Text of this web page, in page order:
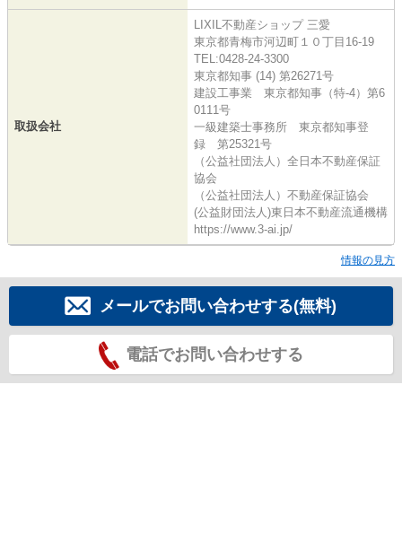
取扱会社
LIXIL不動産ショップ 三愛
東京都青梅市河辺町１０丁目16-19
TEL:0428-24-3300
東京都知事 (14) 第26271号
建設工事業 東京都知事（特-4）第6
0111号
一級建築士事務所 東京都知事登
録 第25321号
（公益社団法人）全日本不動産保証
協会
（公益社団法人）不動産保証協会
(公益財団法人)東日本不動産流通機構
https://www.3-ai.jp/
情報の見方
メールでお問い合わせする(無料)
電話でお問い合わせする